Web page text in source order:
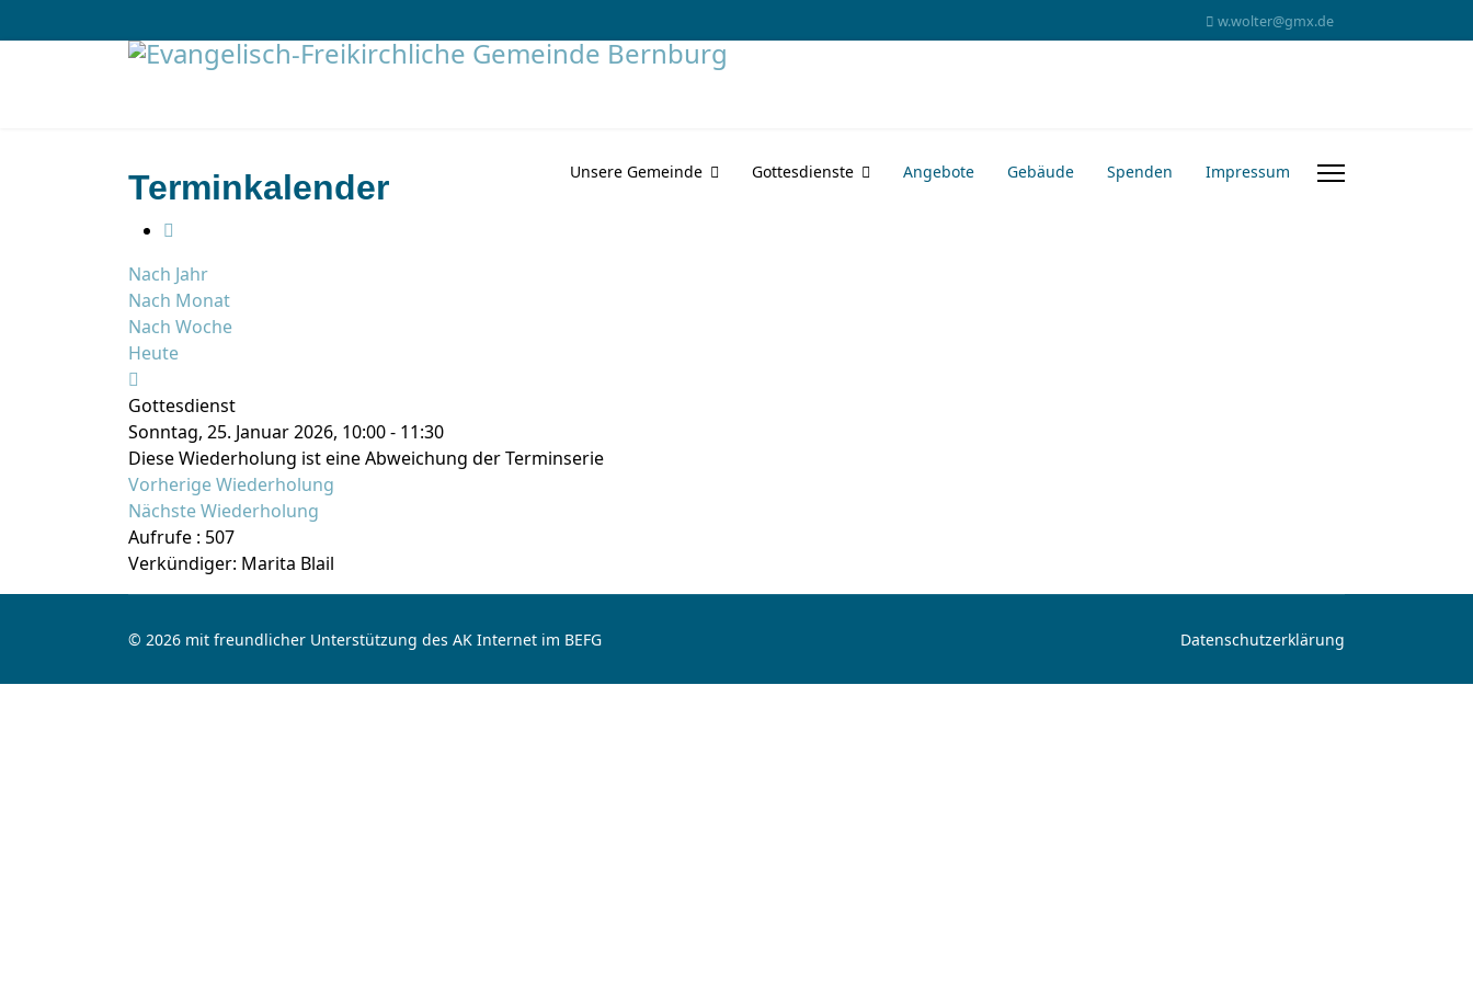
w.wolter@gmx.de
Unsere Gemeinde Gottesdienste Angebote Gebäude Spenden Impressum
Terminkalender
Nach Jahr
Nach Monat
Nach Woche
Heute
Gottesdienst
Sonntag, 25. Januar 2026, 10:00 - 11:30
Diese Wiederholung ist eine Abweichung der Terminserie
Vorherige Wiederholung
Nächste Wiederholung
Aufrufe : 507
Verkündiger: Marita Blail
© 2026 mit freundlicher Unterstützung des AK Internet im BEFG Datenschutzerklärung